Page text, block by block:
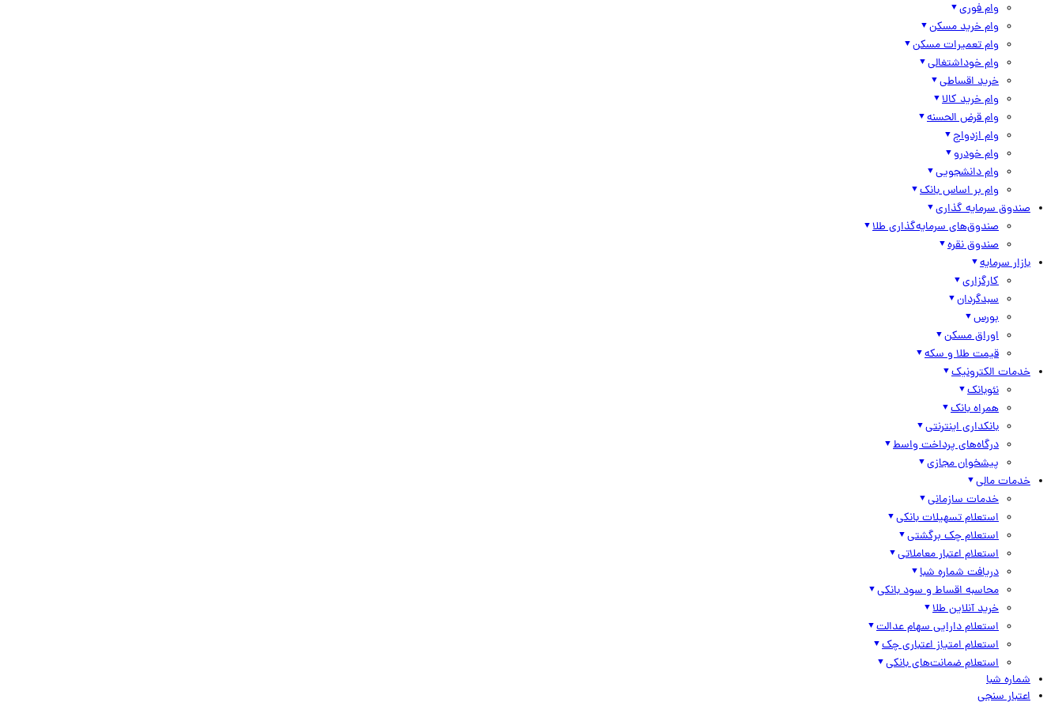
وام فوری
وام خرید مسکن
وام تعمیرات مسکن
وام خوداشتغالی
خرید اقساطی
وام خرید کالا
وام قرض الحسنه
وام ازدواج
وام خودرو
وام دانشجویی
وام بر اساس بانک
صندوق سرمایه گذاری
صندوق‌های سرمایه‌گذاری طلا
صندوق نقره
بازار سرمایه
کارگزاری
سبدگردان
بورس
اوراق مسکن
قیمت طلا و سکه
خدمات الکترونیک
نئوبانک
همراه بانک
بانکداری اینترنتی
درگاه‌های پرداخت واسط
پیشخوان مجازی
خدمات مالی
خدمات سازمانی
استعلام تسهیلات بانکی
استعلام چک برگشتی
استعلام اعتبار معاملاتی
دریافت شماره شبا
محاسبه اقساط و سود بانکی
خرید آنلاین طلا
استعلام دارایی سهام عدالت
استعلام امتیاز اعتباری چک
استعلام ضمانت‌های بانکی
شماره شبا
اعتبار سنجی